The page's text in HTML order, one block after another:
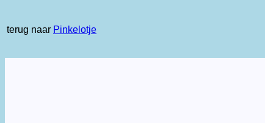
terug naar Pinkelotje